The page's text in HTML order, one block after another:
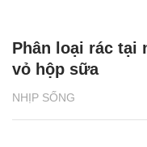
NHỊP SỐNG
Phân loại rác tại
vỏ hộp sữa